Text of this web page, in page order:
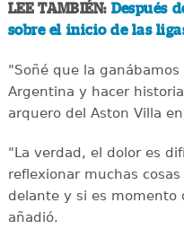
LEE TAMBIÉN: Después
sobre el inicio de las
"Soñé que la
Argentina y hacer
arquero del Aston Villa
"La verdad, el dolor es
reflexionar muchas
delante y si es momento
añadió.